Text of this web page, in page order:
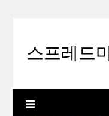
스프레드